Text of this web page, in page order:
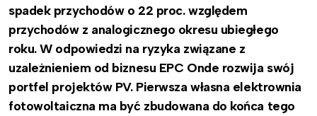
spadek przychodów o 22 proc. względem
przychodów z analogicznego okresu ubiegłego
roku. W odpowiedzi na ryzyka związane z
uzależnieniem od biznesu EPC Onde rozwija swój
portfel projektów PV. Pierwsza własna elektrownia
fotowoltaiczna ma być zbudowana do końca tego